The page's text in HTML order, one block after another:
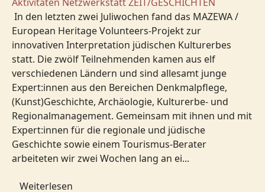
In den letzten zwei Juliwochen fand das MAZEWA /
European Heritage Volunteers-Projekt zur
innovativen Interpretation jüdischen Kulturerbes
statt. Die zwölf Teilnehmenden kamen aus elf
verschiedenen Ländern und sind allesamt junge
Expert:innen aus den Bereichen Denkmalpflege,
(Kunst)Geschichte, Archäologie, Kulturerbe- und
Regionalmanagement. Gemeinsam mit ihnen und mit
Expert:innen für die regionale und jüdische
Geschichte sowie einem Tourismus-Berater
arbeiteten wir zwei Wochen lang an ei...
Weiterlesen